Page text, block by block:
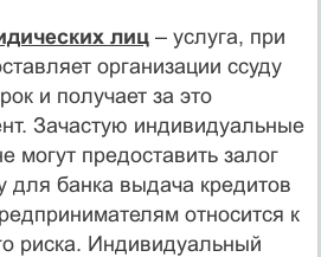
лиц– услуга, при
организации ссуду
и получает за это
Зачастую индивидуальные
могут предоставить залог
для банка выдача кредитов
относится к
риска. Индивидуальный